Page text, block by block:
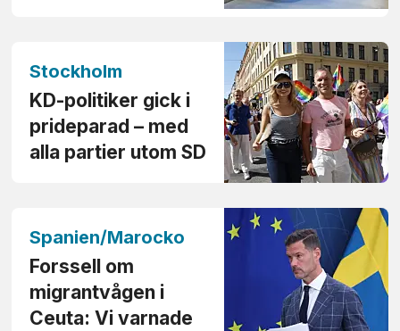
Stockholm
KD-politiker gick i
prideparad – med
alla partier utom SD
Spanien/Marocko
Forssell om
migrant­vågen i
Ceuta: Vi varnade